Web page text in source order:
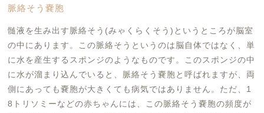
脈絡そう嚢胞
髄液を生み出す脈絡そう(みゃくらくそう)というところが脳室
の中にあります。この脈絡そうというのは脳自体ではなく、単
に水を産生するスポンジのようなものです。このスポンジの中
に水が溜まり込んでいると、脈絡そう嚢胞と呼ばれますが、両
側にあっても嚢胞が大きくても病気ではありません。ただ、1
8トリソミーなどの赤ちゃんには、この脈絡そう嚢胞の頻度が